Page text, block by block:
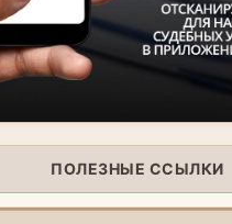
ПОЛЕЗНЫЕ ССЫЛКИ